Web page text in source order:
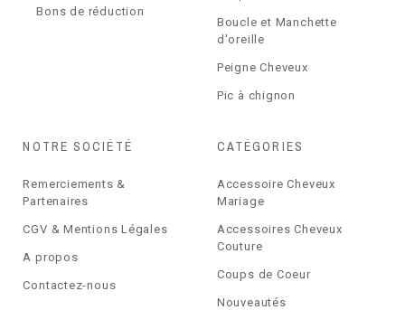
Bons de réduction
Boucle et Manchette
d'oreille
Peigne Cheveux
Pic à chignon
NOTRE SOCIÉTÉ
Remerciements &
Partenaires
CGV & Mentions Légales
A propos
Contactez-nous
CATÉGORIES
Accessoire Cheveux
Mariage
Accessoires Cheveux
Couture
Coups de Coeur
Nouveautés